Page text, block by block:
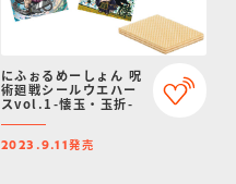
にふぉるめーしょん 呪
術廻戦シールウエハー
スvol.1-懐玉・玉折-
2023.9.11発売